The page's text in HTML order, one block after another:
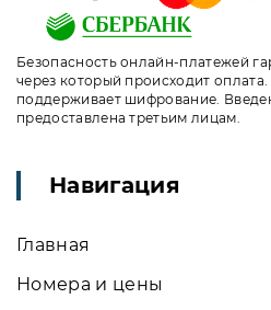
Безопасность онлайн-платежей
через который происходит
поддерживает шифрование.
предоставлена третьим лицам.
Навигация
Главная
Номера и цены